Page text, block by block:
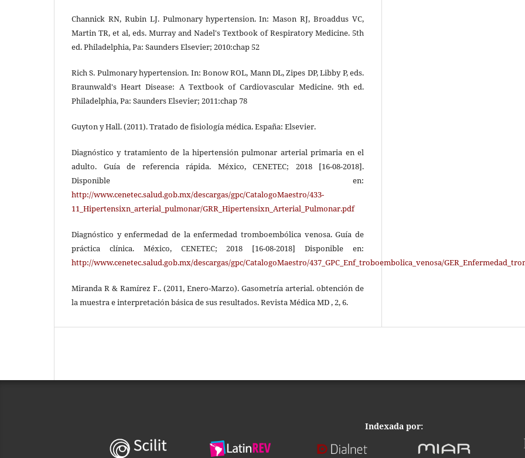
Channick RN, Rubin LJ. Pulmonary hypertension. In: Mason RJ, Broaddus VC,
Martin TR, et al, eds. Murray and Nadel's Textbook of Respiratory Medicine. 5th
ed. Philadelphia, Pa: Saunders Elsevier; 2010:chap 52
Rich S. Pulmonary hypertension. In: Bonow ROL, Mann DL, Zipes DP, Libby P, eds.
Braunwald's Heart Disease: A Textbook of Cardiovascular Medicine. 9th ed.
Philadelphia, Pa: Saunders Elsevier; 2011:chap 78
Guyton y Hall. (2011). Tratado de fisiología médica. España: Elsevier.
Diagnóstico y tratamiento de la hipertensión pulmonar arterial primaria en el
adulto. Guía de referencia rápida. México, CENETEC; 2018 [16-08-2018].
Disponible en:
http://www.cenetec.salud.gob.mx/descargas/gpc/CatalogoMaestro/433-
11_Hipertensixn_arterial_pulmonar/GRR_Hipertensixn_Arterial_Pulmonar.pdf
Diagnóstico y enfermedad de la enfermedad tromboembólica venosa. Guía de
práctica clínica. México, CENETEC; 2018 [16-08-2018] Disponible en:
http://www.cenetec.salud.gob.mx/descargas/gpc/CatalogoMaestro/437_GPC_Enf_troboembolica_venosa/
Miranda R & Ramírez F.. (2011, Enero-Marzo). Gasometría arterial. obtención de
la muestra e interpretación básica de sus resultados. Revista Médica MD , 2, 6.
Indexada por: